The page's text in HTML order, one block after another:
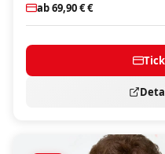
ab 69,90 € €